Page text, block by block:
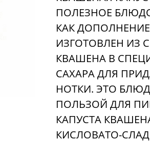
ПОЛЕЗНОЕ
КАК
ИЗГОТОВЛЕН ИЗ
КВАШЕНА В
САХАРА ДЛЯ
НОТКИ. ЭТО
ПОЛЬЗОЙ ДЛЯ
КАПУСТА
КИСЛОВАТО-